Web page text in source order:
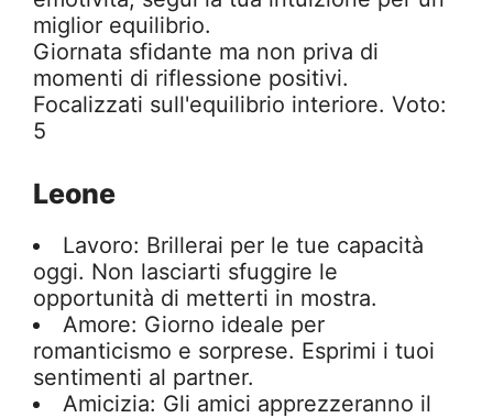
miglior equilibrio.
Giornata sfidante ma non priva di
momenti di riflessione positivi.
Focalizzati sull'equilibrio interiore. Voto:
5
Leone
Lavoro: Brillerai per le tue capacità
oggi. Non lasciarti sfuggire le
opportunità di metterti in mostra.
Amore: Giorno ideale per
romanticismo e sorprese. Esprimi i tuoi
sentimenti al partner.
Amicizia: Gli amici apprezzeranno il